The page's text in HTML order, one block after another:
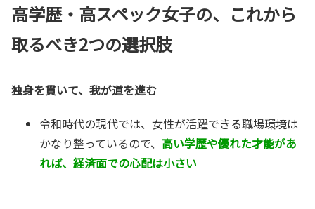
高学歴・高スペック女子の、これから
取るべき2つの選択肢
独身を貫いて、我が道を進む
令和時代の現代では、女性が活躍できる職場環境は
かなり整っているので、 高い学歴や優れた才能があ
れば、経済面での心配は小さい